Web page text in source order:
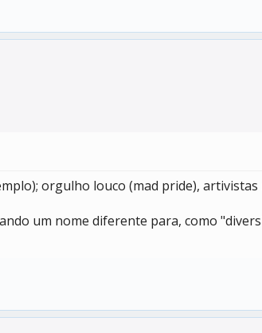
orgulho louco (mad pride),
um nome diferente para, como